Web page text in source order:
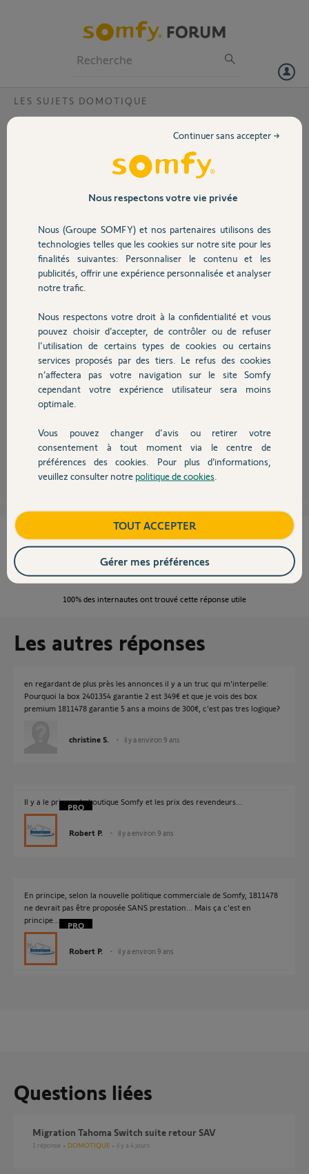
Volet
Sécurité
Domotique
Chauffage
Autres produits
Devis avec un pro
Contact
LES SUJETS DOMOTIQUE
Voulant acheter une box Tahoma je me pose une question
Si on achète notre box chez un revendeur (-75€ comparé a la
par somfy ou par le revendeur?
christine S.
il y a environ 9 ans
Participer au fil de discussion
Bonjour,
Tahoma référence 2401354 est garantie 2 ans et SAV via Somfy
l'installateur/vendeur
Robert P. il y a environ 9 ans
Cette réponse vous a-t-elle aidé ?
NON OUI
100% des internautes ont trouvé cette réponse utile
Les autres réponses
en regardant de plus près les annonces il y a un truc qui m'interpelle:
Pourquoi la box 2401354 garantie 2 est 349€ et que je vois des box
premium 1811478 garantie 5 ans a moins de 300€, c'est pas tres logique?
christine S. il y a environ 9 ans
Il y a le prix sur la boutique Somfy et les prix des revendeurs...
Robert P. il y a environ 9 ans
En principe, selon la nouvelle politique commerciale de Somfy, 1811478
ne devrait pas être proposée SANS prestation... Mais ça c'est en
principe...
Robert P. il y a environ 9 ans
Questions liées
Migration Tahoma Switch suite retour SAV
1 réponse DOMOTIQUE il y a 4 jours
Nous respectons votre vie privée
Nous (Groupe SOMFY) et nos partenaires utilisons des
technologies telles que les cookies sur notre site pour les
finalités suivantes: Personnaliser le contenu et les
publicités, offrir une expérience personnalisée et analyser
notre trafic.
Nous respectons votre droit à la confidentialité et vous
pouvez choisir d’accepter, de contrôler ou de refuser
l'utilisation de certains types de cookies ou certains
services proposés par des tiers. Le refus des cookies
n’affectera pas votre navigation sur le site Somfy
cependant votre expérience utilisateur sera moins
optimale.
Vous pouvez changer d'avis ou retirer votre
consentement à tout moment via le centre de
préférences des cookies. Pour plus d’informations,
veuillez consulter notre politique de cookies
Continuer sans accepter →
TOUT ACCEPTER
Gérer mes préférences